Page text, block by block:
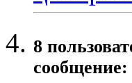
8
сообщение: